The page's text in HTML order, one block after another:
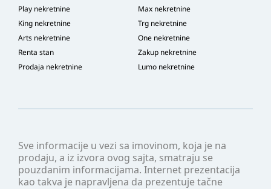
Sve informacije u vezi sa imovinom, koja je na
prodaju, a iz izvora ovog sajta, smatraju se
pouzdanim informacijama. Internet prezentacija
kao takva je napravljena da prezentuje tačne
Play nekretnine
Max nekretnine
King nekretnine
Trg nekretnine
Arts nekretnine
One nekretnine
Renta stan
Zakup nekretnine
Prodaja nekretnine
Lumo nekretnine